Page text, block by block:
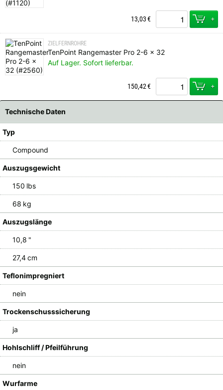
13,03€ +
ZIELFERNROHRE
TenPoint Rangemaster Pro 2-6 x 32
Auf Lager. Sofort lieferbar.
150,42€ +
Technische Daten
Typ
Compound
Auszugsgewicht
150 lbs
68 kg
Auszugslänge
10,8 "
27,4 cm
Teflonimpregniert
nein
Trockenschusssicherung
ja
Hohlschliff / Pfeilführung
nein
Wurfarme